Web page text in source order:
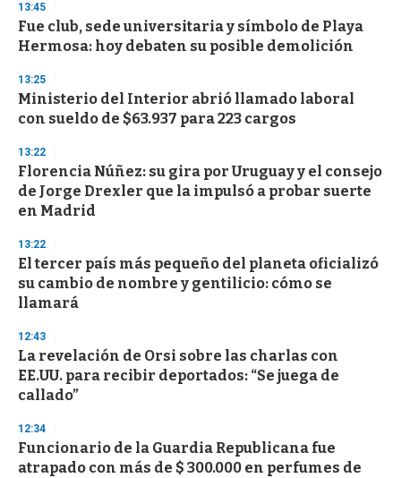
n
d
s
13:45
Fue club, sede universitaria y símbolo de Playa
Hermosa: hoy debaten su posible demolición
13:25
Ministerio del Interior abrió llamado laboral
con sueldo de $63.937 para 223 cargos
13:22
Florencia Núñez: su gira por Uruguay y el consejo
de Jorge Drexler que la impulsó a probar suerte
en Madrid
13:22
El tercer país más pequeño del planeta oficializó
su cambio de nombre y gentilicio: cómo se
llamará
12:43
La revelación de Orsi sobre las charlas con
EE.UU. para recibir deportados: “Se juega de
callado”
12:34
Funcionario de la Guardia Republicana fue
atrapado con más de $ 300.000 en perfumes de